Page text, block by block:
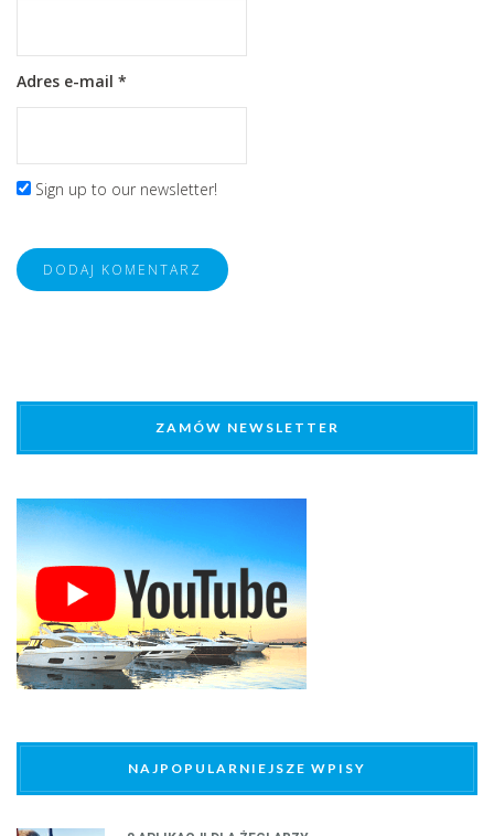
Adres e-mail *
Sign up to our newsletter!
ZAMÓW NEWSLETTER
NAJPOPULARNIEJSZE WPISY